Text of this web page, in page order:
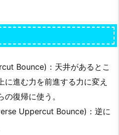
Bounce)：天井があるとこ
進む力を前進する力に変え
復帰に使う。
Uppercut Bounce)：逆に